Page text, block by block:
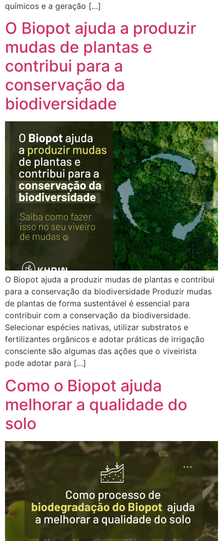
químicos e a geração […]
O Biopot ajuda a produzir
mudas de plantas e
contribui para a
conservação da
biodiversidade
O Biopot ajuda a produzir mudas de plantas e contribui
para a conservação da biodiversidade Produzir mudas
de plantas de forma sustentável é essencial para
contribuir com a conservação da biodiversidade.
Selecionar espécies nativas, utilizar substratos e
fertilizantes orgânicos e adotar práticas de irrigação
consciente são algumas das ações que o viveirista
pode adotar para […]
Como o Biopot ajuda
melhorar a qualidade do
solo